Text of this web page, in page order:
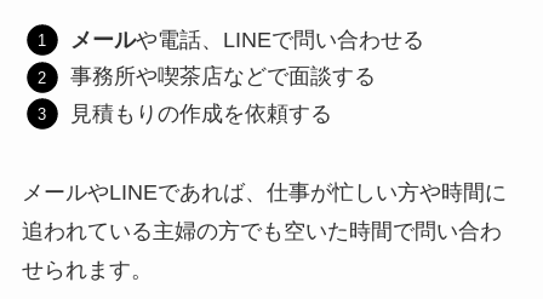
メールや電話、LINEで問い合わせる
事務所や喫茶店などで面談する
見積もりの作成を依頼する
メールやLINEであれば、仕事が忙しい方や時間に
追われている主婦の方でも空いた時間で問い合わ
せられます。